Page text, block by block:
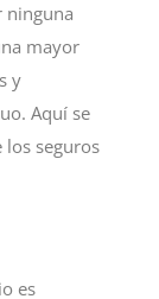
ninguna
mayor
y
Aquí se
los seguros
es